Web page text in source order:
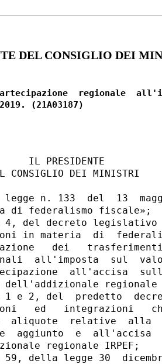
DEL CONSIGLIO DEI
regionale
IL PRESIDENTE
CONSIGLIO DEI MINISTRI
n. 133  del  13
di federalismo fiscale»;
del decreto legislativo
in materia  di
dei
all'imposta  sul
all'accisa
regionale
e 2, del  predetto
ed   integrazioni
aliquote  relative  alla
aggiunto  e  all'accisa
regionale IRPEF;
della legge 30